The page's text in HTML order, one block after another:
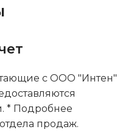
с ООО "Интен"
* Подробнее
продаж.